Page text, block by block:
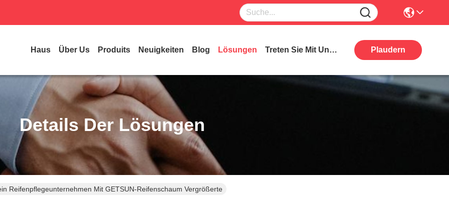
Haus Über Us Produits Neuigkeiten Blog Lösungen Treten Sie Mit Uns In Verbindung Plaudern
Details Der Lösungen
Reifenpflegeunternehmen Mit GETSUN-Reifenschaum Vergrößerte